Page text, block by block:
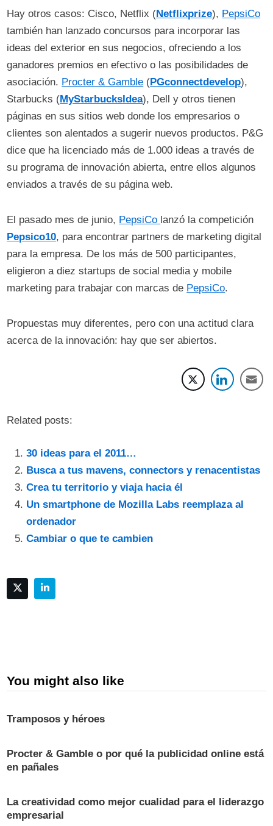
Hay otros casos: Cisco, Netflix (Netflixprize), PepsiCo
también han lanzado concursos para incorporar las
ideas del exterior en sus negocios, ofreciendo a los
ganadores premios en efectivo o las posibilidades de
asociación. Procter & Gamble (PGconnectdevelop),
Starbucks (MyStarbucksIdea), Dell y otros tienen
páginas en sus sitios web donde los empresarios o
clientes son alentados a sugerir nuevos productos. P&G
dice que ha licenciado más de 1.000 ideas a través de
su programa de innovación abierta, entre ellos algunos
enviados a través de su página web.
El pasado mes de junio, PepsiCo lanzó la competición
Pepsico10, para encontrar partners de marketing digital
para la empresa. De los más de 500 participantes,
eligieron a diez startups de social media y mobile
marketing para trabajar con marcas de PepsiCo.
Propuestas muy diferentes, pero con una actitud clara
acerca de la innovación: hay que ser abiertos.
Related posts:
30 ideas para el 2011…
Busca a tus mavens, connectors y renacentistas
Crea tu territorio y viaja hacia él
Un smartphone de Mozilla Labs reemplaza al
ordenador
Cambiar o que te cambien
You might also like
Tramposos y héroes
Procter & Gamble o por qué la publicidad online está
en pañales
La creatividad como mejor cualidad para el liderazgo
empresarial